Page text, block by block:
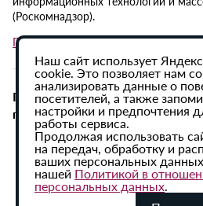
(Роскомнадзор).
Политика в отношении обработки
При использовании материалов
гиперссылка на ИА «Регион 64»
Наш сайт использует
cookie. Это позволяет нам
анализировать данные о
посетителей, а также
настройки и предпочтения
работы сервиса.
Продолжая использовать
на передач, обработку и
ваших персональных
нашей Политикой в
персональных данных.